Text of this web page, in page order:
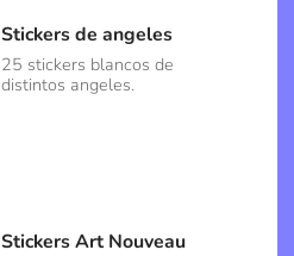
Stickers de angeles
25 stickers blancos de
distintos angeles.
Stickers Art Nouveau